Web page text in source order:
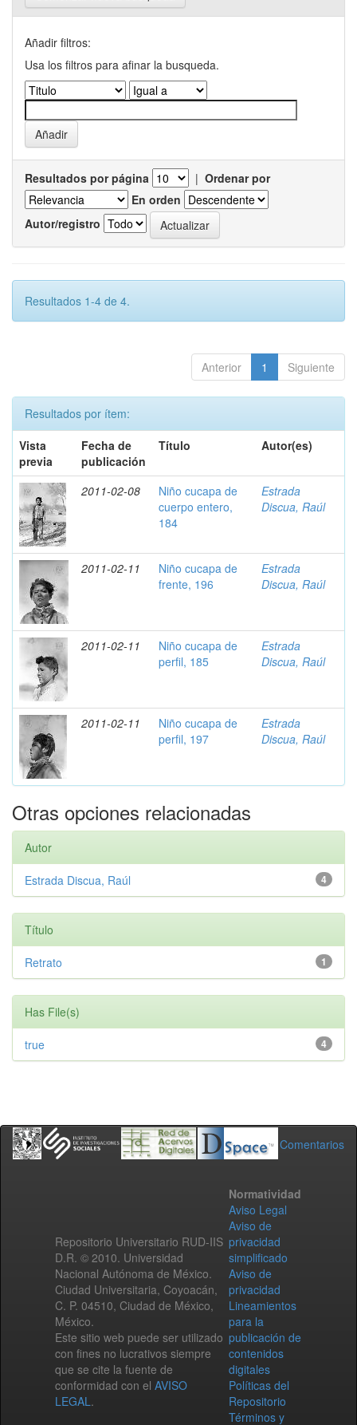
Añadir filtros:
Usa los filtros para afinar la busqueda.
Resultados por página | Ordenar por
En orden
Autor/registro
Resultados 1-4 de 4.
Anterior 1 Siguiente
Resultados por ítem:
Vista
previa
Fecha de
publicación
Título Autor(es)
2011-02-08
Niño cucapa de
cuerpo entero,
184
Estrada
Discua, Raúl
2011-02-11
Niño cucapa de
frente, 196
Estrada
Discua, Raúl
2011-02-11
Niño cucapa de
perfil, 185
Estrada
Discua, Raúl
2011-02-11
Niño cucapa de
perfil, 197
Estrada
Discua, Raúl
Otras opciones relacionadas
Autor
4
Estrada Discua, Raúl
Título
1
Retrato
Has File(s)
4
true
Comentarios
Repositorio Universitario RUD-IIS
D.R. © 2010. Universidad
Nacional Autónoma de México.
Ciudad Universitaria, Coyoacán,
C. P. 04510, Ciudad de México,
México.
Este sitio web puede ser utilizado
con fines no lucrativos siempre
que se cite la fuente de
conformidad con el AVISO
LEGAL.
Normatividad
Aviso Legal
Aviso de
privacidad
simplificado
Aviso de
privacidad
Lineamientos
para la
publicación de
contenidos
digitales
Políticas del
Repositorio
Términos y